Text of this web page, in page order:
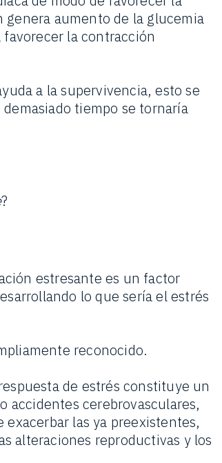
aumento de la glucemia
la contracción
a la supervivencia, esto se
tiempo se tornaría
?
estresante es un factor
lo que sería el estrés
reconocido.
de estrés constituye un
accidentes cerebrovasculares,
las ya preexistentes,
alteraciones reproductivas y los